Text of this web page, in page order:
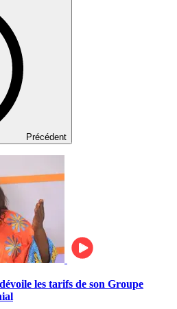
Précédent
les tarifs de son Groupe